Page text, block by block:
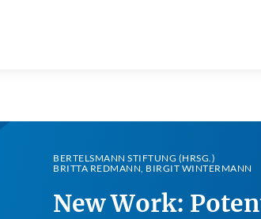
BERTELSMANN STIFTUNG (HRSG.)
BRITTA REDMANN, BIRGIT WINTERMANN
New Work: